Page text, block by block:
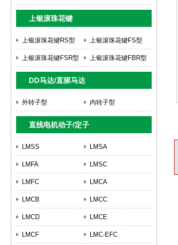
上银滚珠花键
上银滚珠花键RS型 上银滚珠花键FS型
上银滚珠花键FSR型 上银滚珠花键FBR型
DD马达/直驱马达
外转子型 内转子型
直线电机动子/定子
LMSS LMSA
LMFA LMSC
LMFC LMCA
LMCB LMCC
LMCD LMCE
LMCF LMC-EFC